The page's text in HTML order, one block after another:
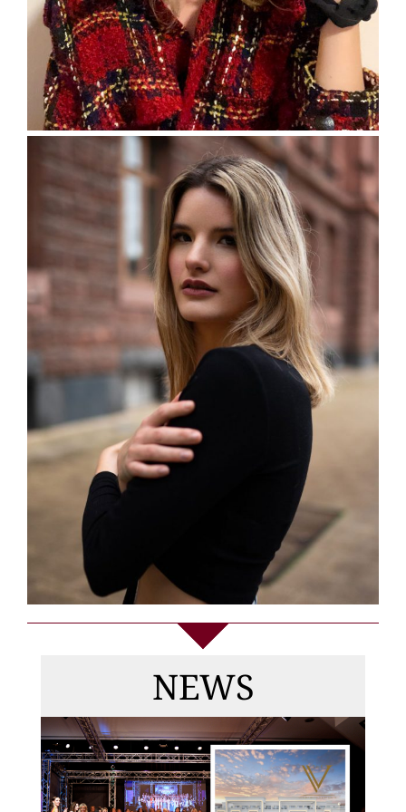
NEWS
Die
Gewinnerinnen
von MISS & MRS
DEUTSCHLAND
2026, Top Model